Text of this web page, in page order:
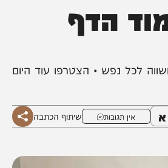
הדף
נפש • הצטרפו עוד היום
אין תגובות שיתוף הכתבה